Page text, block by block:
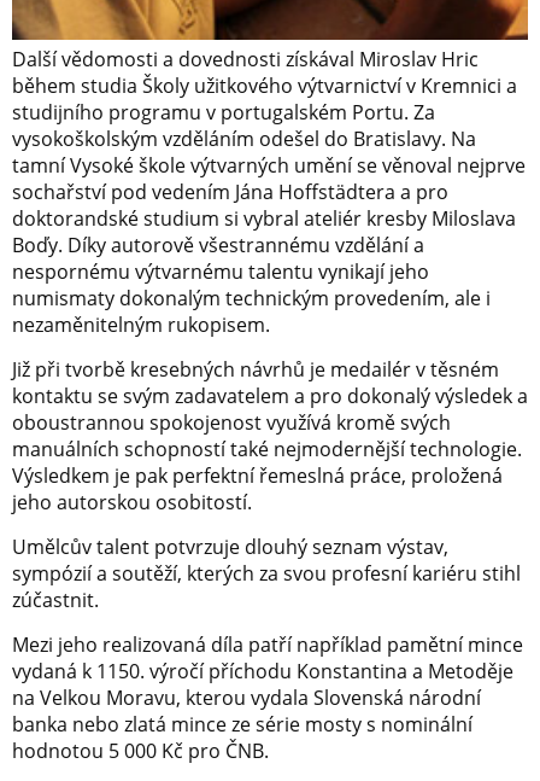
Další vědomosti a dovednosti získával Miroslav Hric
během studia Školy užitkového výtvarnictví v Kremnici a
studijního programu v portugalském Portu. Za
vysokoškolským vzděláním odešel do Bratislavy. Na
tamní Vysoké škole výtvarných umění se věnoval nejprve
sochařství pod vedením Jána Hoffstädtera a pro
doktorandské studium si vybral ateliér kresby Miloslava
Boďy. Díky autorově všestrannému vzdělání a
nespornému výtvarnému talentu vynikají jeho
numismaty dokonalým technickým provedením, ale i
nezaměnitelným rukopisem.
Již při tvorbě kresebných návrhů je medailér v těsném
kontaktu se svým zadavatelem a pro dokonalý výsledek a
oboustrannou spokojenost využívá kromě svých
manuálních schopností také nejmodernější technologie.
Výsledkem je pak perfektní řemeslná práce, proložená
jeho autorskou osobitostí.
Umělcův talent potvrzuje dlouhý seznam výstav,
sympózií a soutěží, kterých za svou profesní kariéru stihl
zúčastnit.
Mezi jeho realizovaná díla patří například pamětní mince
vydaná k 1150. výročí příchodu Konstantina a Metoděje
na Velkou Moravu, kterou vydala Slovenská národní
banka nebo zlatá mince ze série mosty s nominální
hodnotou 5 000 Kč pro ČNB.